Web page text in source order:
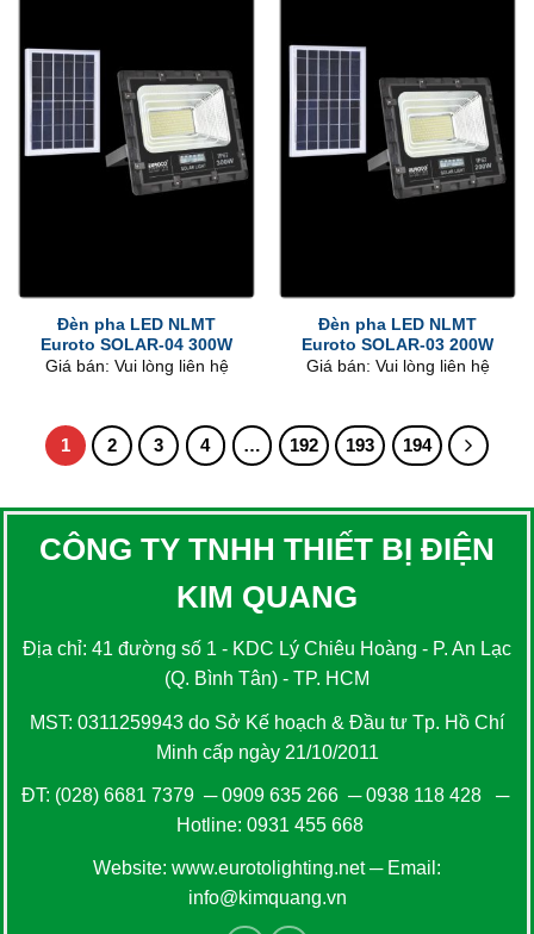
Đèn pha LED NLMT
Euroto SOLAR-04 300W
Giá bán: Vui lòng liên hệ
Đèn pha LED NLMT
Euroto SOLAR-03 200W
Giá bán: Vui lòng liên hệ
1 2 3 4 … 192 193 194
CÔNG TY TNHH THIẾT BỊ ĐIỆN
KIM QUANG
Địa chỉ: 41 đường số 1 - KDC Lý Chiêu Hoàng - P. An Lạc
(Q. Bình Tân) - TP. HCM
MST: 0311259943 do Sở Kế hoạch & Đầu tư Tp. Hồ Chí
Minh cấp ngày 21/10/2011
ĐT: (028) 6681 7379 ─0909 635 266─0938 118 428─
Hotline: 0931 455 668
Website: www.eurotolighting.net─ Email:
info@kimquang.vn